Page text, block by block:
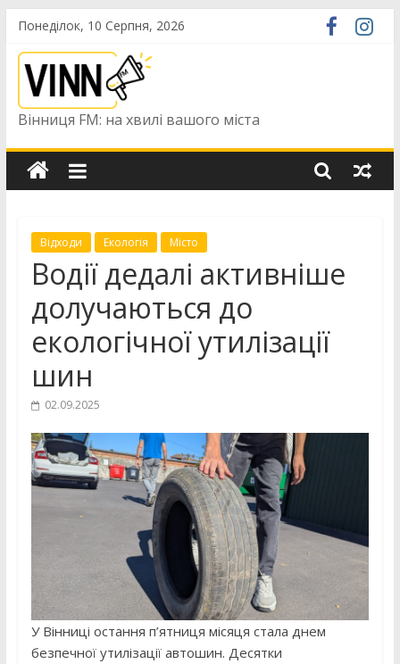
Skip
content
Понеділок, 10 Серпня, 2026
Вінниця FM: на хвилі вашого міста
Відходи Екологія Місто
Водії дедалі активніше
долучаються до
екологічної утилізації
шин
02.09.2025
У Вінниці остання п’ятниця місяця стала днем
безпечної утилізації автошин. Десятки